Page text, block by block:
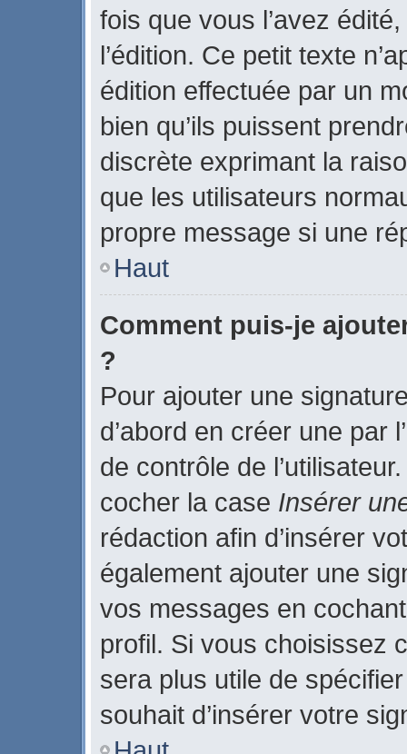
fois que vous l’avez
l’édition. Ce petit texte
édition effectuée par un
bien qu’ils puissent
discrète exprimant la
que les utilisateurs
propre message si une
Haut
Comment puis-je
?
Pour ajouter une
d’abord en créer une par
de contrôle de
cocher la case Insérer
rédaction afin d’insérer
également ajouter une
vos messages en
profil. Si vous choisissez
sera plus utile de
souhait d’insérer votre